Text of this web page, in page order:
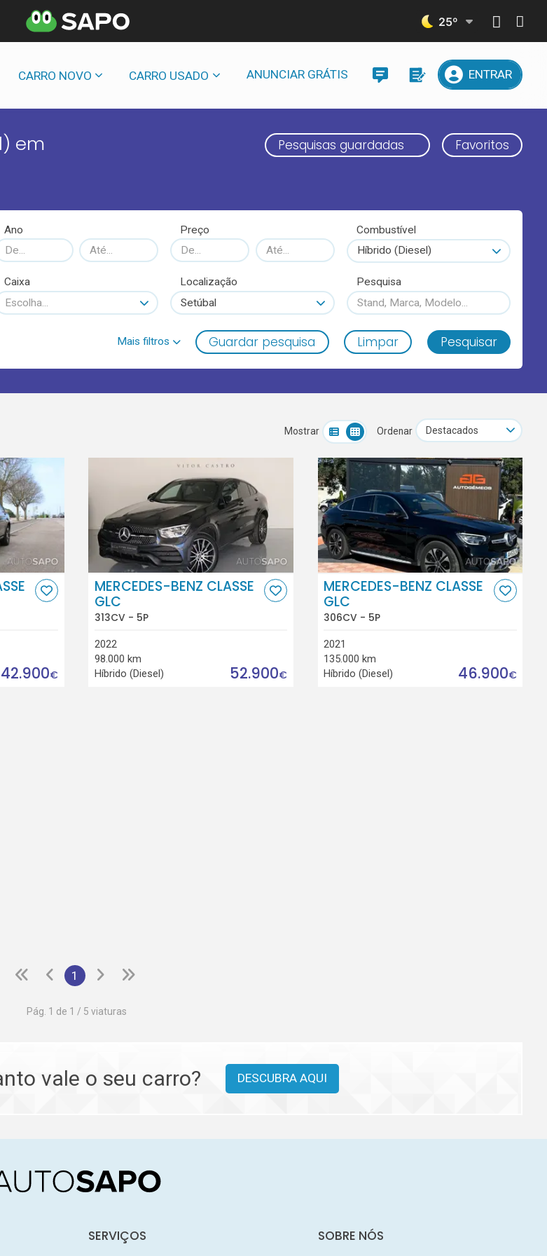
25º
CARRO NOVO CARRO USADO ANUNCIAR GRÁTIS ENTRAR
em
Pesquisas guardadas Favoritos
Ano Preço
Combustível
Híbrido (Diesel)
Caixa
Escolha...
Localização
Setúbal
Pesquisa
Guardar pesquisa Limpar Pesquisar
Mostrar Ordenar
42.900€
MERCEDES-BENZ CLASSE
GLC
313CV - 5P
2022
98.000 km
Híbrido (Diesel)
52.900€
MERCEDES-BENZ CLASSE
GLC
306CV - 5P
2021
135.000 km
Híbrido (Diesel)
46.900€
1
Pág. 1 de 1 / 5 viaturas
vale o seu carro? DESCUBRA AQUI
SERVIÇOS SOBRE NÓS